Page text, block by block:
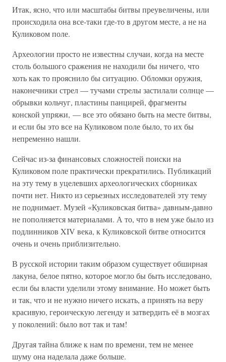
Итак, ясно, что или масштабы битвы преувеличены, или
происходила она все-таки где-то в другом месте, а не на
Куликовом поле.
Археологии просто не известны случаи, когда на месте
столь большого сражения не находили бы ничего, что
хоть как то прояснило бы ситуацию. Обломки оружия,
наконечники стрел — тучами стрелы застилали солнце —
обрывки кольчуг, пластины панцирей, фрагменты
конской упряжи, — все это обязано быть на месте битвы,
и если бы это все на Куликовом поле было, то их бы
непременно нашли.
Сейчас из-за финансовых сложностей поиски на
Куликовом поле практически прекратились. Публикаций
на эту тему в уцелевших археологических сборниках
почти нет. Никто из серьезных исследователей эту тему
не поднимает. Музей «Куликовская битва» давным-давно
не пополняется материалами. А то, что в нем уже было из
подлинников XIV века, к Куликовской битве относится
очень и очень приблизительно.
В русской истории таким образом существует обширная
лакуна, белое пятно, которое могло бы быть исследовано,
если бы власти уделили этому внимание. Но может быть
и так, что и не нужно ничего искать, а принять на веру
красивую, героическую легенду и затвердить её в мозгах
у поколений: было вот так и там!
Другая тайна ближе к нам по времени, тем не менее
шуму она наделала даже больше.